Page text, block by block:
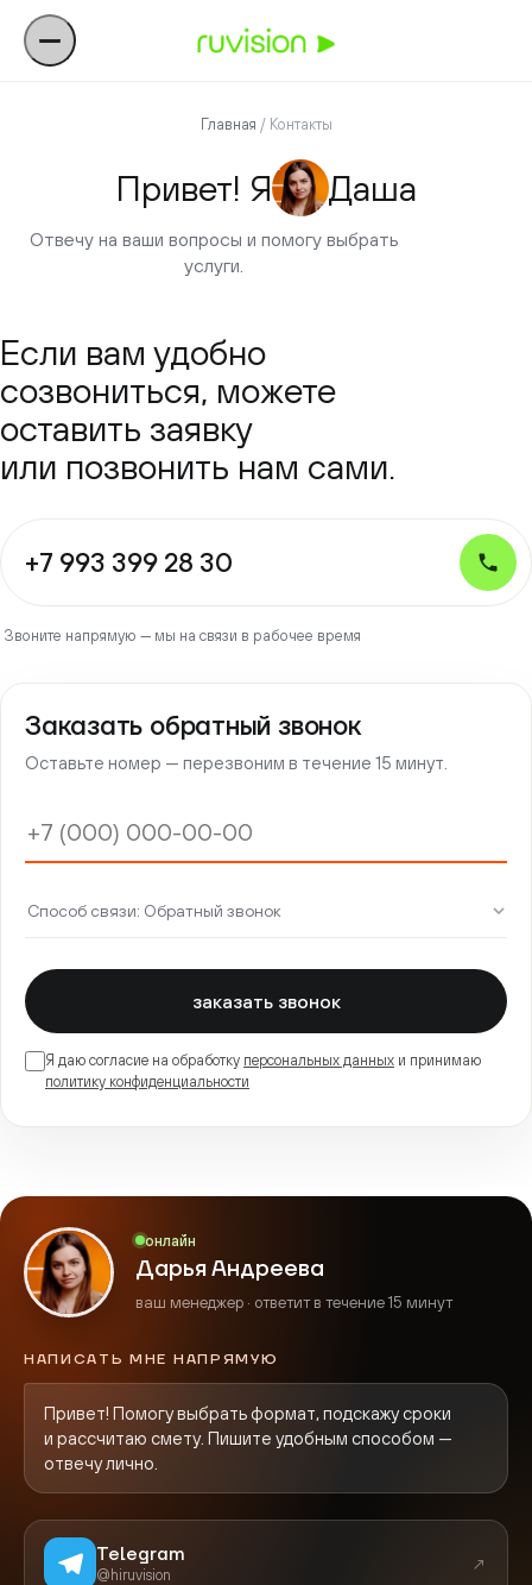
Главная / Контакты
Привет! Я Даша
Отвечу на ваши вопросы и помогу выбрать
услуги.
Если вам удобно
созвониться, можете
оставить заявку
или позвонить нам сами.
+7 993 399 28 30
Звоните напрямую — мы на связи в рабочее время
Заказать обратный звонок
Оставьте номер — перезвоним в течение 15 минут.
заказать звонок
Я даю согласие на обработку персональных данных и принимаю
политику конфиденциальности
онлайн
Дарья Андреева
ваш менеджер · ответит в течение 15 минут
НАПИСАТЬ МНЕ НАПРЯМУЮ
Привет! Помогу выбрать формат, подскажу сроки
и рассчитаю смету. Пишите удобным способом —
отвечу лично.
Telegram
@hiruvision
↗